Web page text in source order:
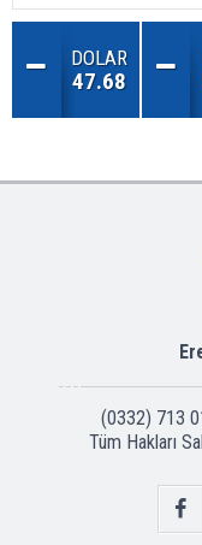
DOLAR
47.68
(0332) 713
Tüm Hakları